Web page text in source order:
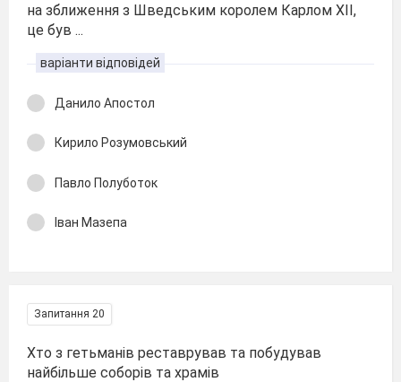
на зближення з Шведським королем Карлом ХІІ,
це був ...
варіанти відповідей
Данило Апостол
Кирило Розумовський
Павло Полуботок
Іван Мазепа
Запитання 20
Хто з гетьманів реставрував та побудував
найбільше соборів та храмів